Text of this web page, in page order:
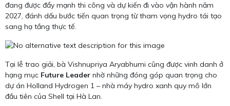
đang được đẩy mạnh thi công và dự kiến đi vào vận hành năm
2027, đánh dấu bước tiến quan trọng từ tham vọng hydro tái tạo
sang hạ tầng thực tế.
Tại lễ trao giải, bà Vishnupriya Aryabhumi cũng được vinh danh ở
hạng mục Future Leader nhờ những đóng góp quan trọng cho
dự án Holland Hydrogen 1 – nhà máy hydro xanh quy mô lớn
đầu tiên của Shell tại Hà Lan.